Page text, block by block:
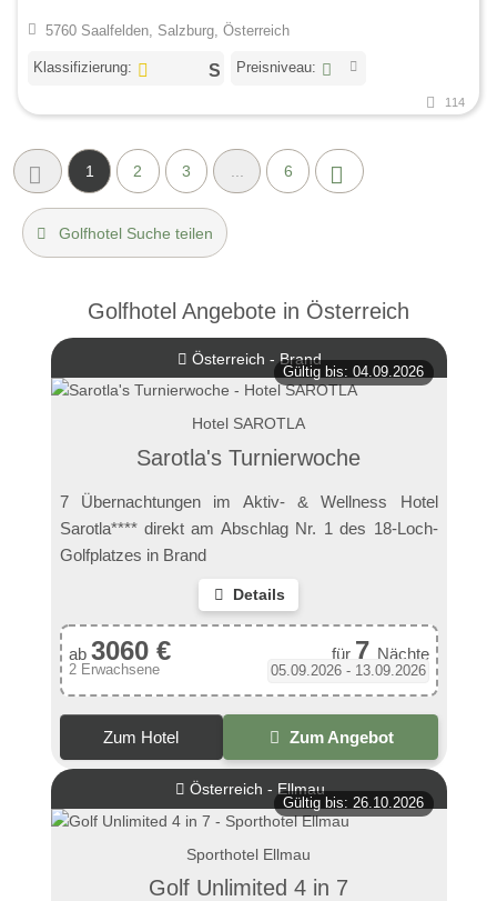
5760 Saalfelden, Salzburg, Österreich
Klassifizierung: Preisniveau:
114
1 2 3 6
Golfhotel Suche teilen
Golfhotel Angebote in Österreich
Österreich - Brand
Gültig bis: 04.09.2026
Hotel SAROTLA
Sarotla's Turnierwoche
7 Übernachtungen im Aktiv- & Wellness Hotel
Sarotla**** direkt am Abschlag Nr. 1 des 18-Loch-
Golfplatzes in Brand
Details
ab 3060 € für 7 Nächte
2 Erwachsene 05.09.2026 - 13.09.2026
Zum Hotel Zum Angebot
Österreich - Ellmau
Gültig bis: 26.10.2026
Sporthotel Ellmau
Golf Unlimited 4 in 7